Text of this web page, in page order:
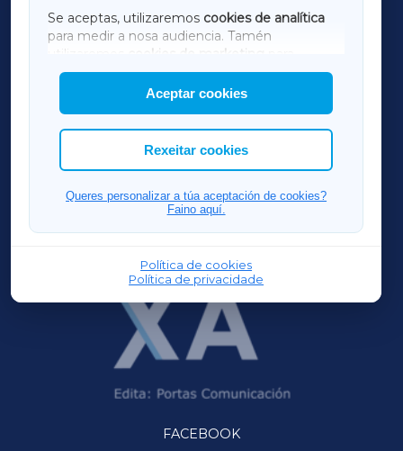
Se aceptas, utilizaremos cookies de analítica
para medir a nosa audiencia. Tamén
utilizaremos
cookies de marketing
mostrar publicidade de terceiros.
Así mesmo, podes personalizar a elección das
cookies que desexas permitir.
Aceptar cookies
Rexeitar cookies
Queres personalizar a túa aceptación de cookies?
Faino aquí.
Política de cookies
Política de privacidade
AMARIÑAXA
RIBEIRASACRAXA
ACORUÑAXA
FERROLXA
OURENSEXA
FACEBOOK